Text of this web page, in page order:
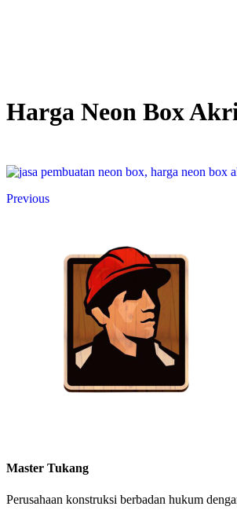
Harga Neon Box
Previous
Master Tukang
Perusahaan konstruksi berbadan hukum